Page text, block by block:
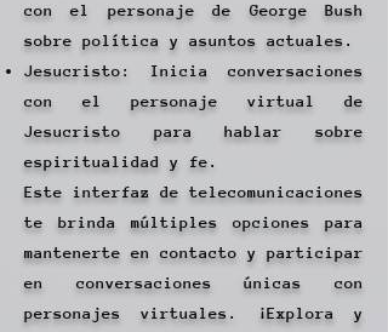
con el personaje de George Bush
sobre política y asuntos actuales.
Jesucristo: Inicia conversaciones
con el personaje virtual de
Jesucristo para hablar sobre
espiritualidad y fe.​
Este interfaz de telecomunicaciones
te brinda múltiples opciones para
mantenerte en contacto y participar
en conversaciones únicas con
personajes virtuales. ¡Explora y